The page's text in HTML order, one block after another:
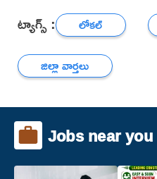
ట్యాగ్స్ : లోకల్
జిల్లా వార్తలు
Jobs near you